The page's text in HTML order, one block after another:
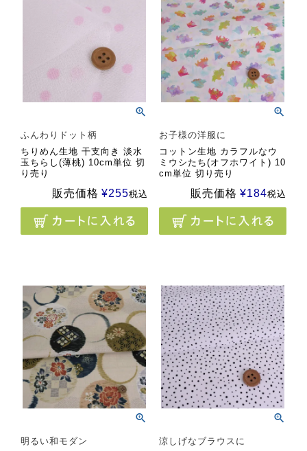
ふんわりドット柄
ちりめん生地 干支向き 淡水
玉ちらし(薄桃) 10cm単位 切
り売り
販売価格 ¥255税込
お子様の洋服に
コットン生地 カラフルなウ
ミウシたち(オフホワイト) 10
cm単位 切り売り
販売価格 ¥184税込
明るい和モダン
涼しげなブラウスに